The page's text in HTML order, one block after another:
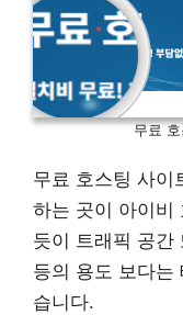
무료
무료 호스팅 사이
하는 곳이 아이비
듯이 트래픽 공간
등의 용도 보다는
습니다.